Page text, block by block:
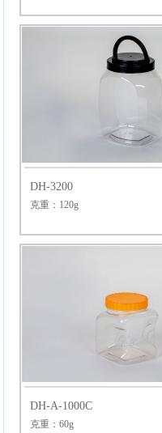
DH-3200
克重：120g
DH-A-1000C
克重：60g